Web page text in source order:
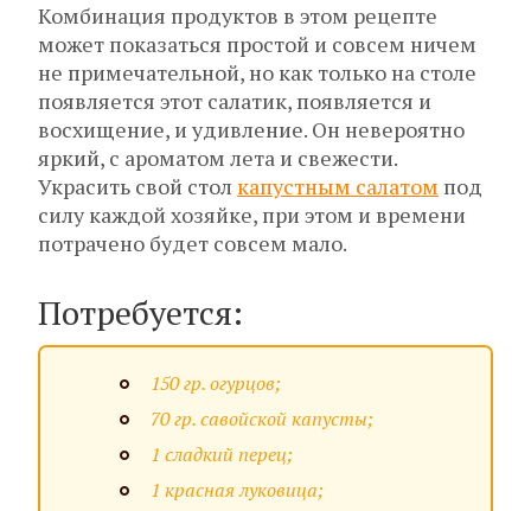
Комбинация продуктов в этом рецепте
может показаться простой и совсем ничем
не примечательной, но как только на столе
появляется этот салатик, появляется и
восхищение, и удивление. Он невероятно
яркий, с ароматом лета и свежести.
Украсить свой стол капустным салатом под
силу каждой хозяйке, при этом и времени
потрачено будет совсем мало.
Потребуется:
150 гр. огурцов;
70 гр. савойской капусты;
1 сладкий перец;
1 красная луковица;